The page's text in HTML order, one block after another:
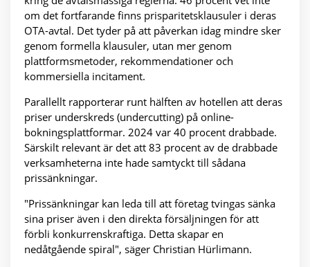
om det fortfarande finns prisparitetsklausuler i deras
OTA-avtal. Det tyder på att påverkan idag mindre sker
genom formella klausuler, utan mer genom
plattformsmetoder, rekommendationer och
kommersiella incitament.
Parallellt rapporterar runt hälften av hotellen att deras
priser underskreds (undercutting) på online-
bokningsplattformar. 2024 var 40 procent drabbade.
Särskilt relevant är det att 83 procent av de drabbade
verksamheterna inte hade samtyckt till sådana
prissänkningar.
"Prissänkningar kan leda till att företag tvingas sänka
sina priser även i den direkta försäljningen för att
förbli konkurrenskraftiga. Detta skapar en
nedåtgående spiral", säger Christian Hürlimann.